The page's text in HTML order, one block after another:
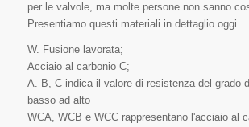
per le valvole, ma molte persone non sanno
Presentiamo questi materiali in dettaglio oggi
W. Fusione lavorata;
Acciaio al carbonio C;
A. B, C indica il valore di resistenza del grado
basso ad alto
WCA, WCB e WCC rappresentano l'acciaio al